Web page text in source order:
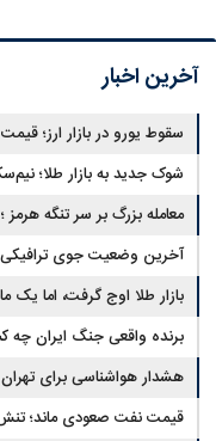
آخرین اخبار
سقوط یورو در بازار ارز؛ قیمت دلار ۱۸۷ هزار
شوک جدید به بازار طلا؛ نیم‌سکه ۹۵.۵ میلیون
معامله بزرگ بر سر تنگه
آخرین وضعیت جوی
بازار طلا اوج گرفت، اما یک
برنده واقعی جنگ ایران چه
هشدار هواشناسی برای تهران
قیمت نفت صعودی ماند؛ تنش در